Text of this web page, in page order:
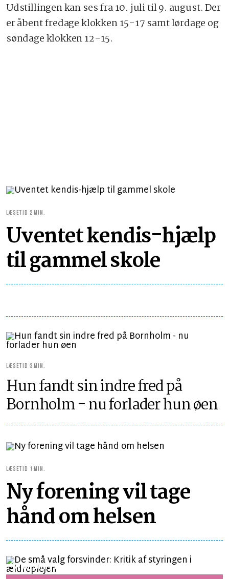
Udstillingen kan ses fra 10. juli til 9. august. Der
er åbent fredage klokken 15-17 samt lørdage og
søndage klokken 12-15.
LÆSETID 2 MIN.
Uventet kendis-hjælp
til gammel skole
LÆSETID 3 MIN.
Hun fandt sin indre fred på
Bornholm - nu forlader hun øen
LÆSETID 1 MIN.
Ny forening vil tage
hånd om helsen
SYNSPUNKTLÆSETID 4 MIN.